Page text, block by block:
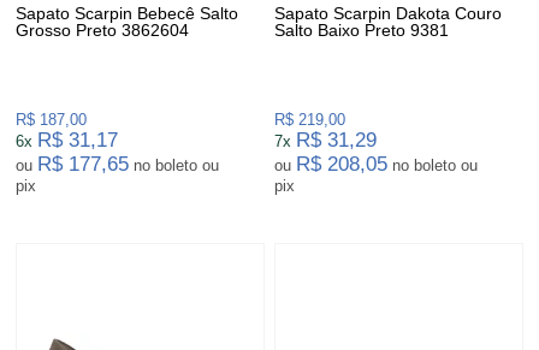
Sapato Scarpin Bebecê Salto
Grosso Preto 3862604
R$ 187,00
6x R$ 31,17
ou R$ 177,65 no boleto ou
pix
Sapato Scarpin Dakota Couro
Salto Baixo Preto 9381
R$ 219,00
7x R$ 31,29
ou R$ 208,05 no boleto ou
pix